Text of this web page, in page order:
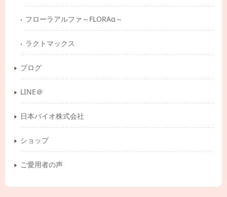
フローラアルファ～FLORAα～
ラクトマックス
ブログ
LINE＠
日本バイオ株式会社
ショップ
ご愛用者の声